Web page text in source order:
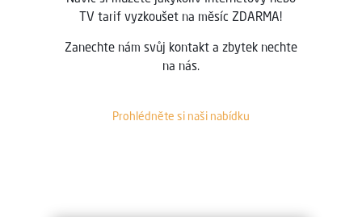
TV tarif vyzkoušet na měsíc ZDARMA!
Zanechte nám svůj kontakt a zbytek nechte
na nás.
Prohlédněte si naši nabídku